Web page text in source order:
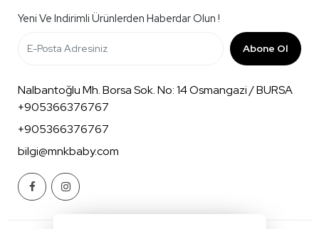
Yeni Ve Indirimli Ürünlerden Haberdar Olun !
Abone Ol
Nalbantoğlu Mh. Borsa Sok. No: 14 Osmangazi / BURSA
+905366376767
+905366376767
bilgi@mnkbaby.com